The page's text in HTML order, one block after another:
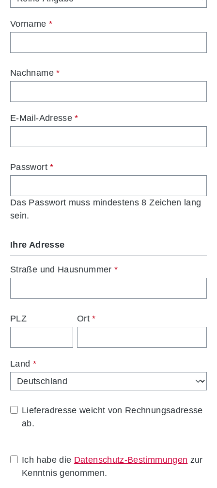
Vorname *
Nachname*
E-Mail-Adresse*
Passwort*
Das Passwort muss mindestens 8 Zeichen lang
sein.
Ihre Adresse
Straße und Hausnummer *
PLZ Ort*
Land *
Lieferadresse weicht von Rechnungsadresse
ab.
Ich habe die Datenschutz-Bestimmungen zur
Kenntnis genommen.